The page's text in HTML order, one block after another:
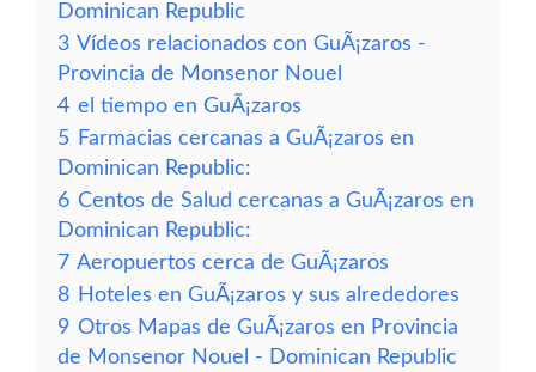
Dominican Republic
3 Vídeos relacionados con GuÃ¡zaros -
Provincia de Monsenor Nouel
4 el tiempo en GuÃ¡zaros
5 Farmacias cercanas a GuÃ¡zaros en
Dominican Republic:
6 Centos de Salud cercanas a GuÃ¡zaros en
Dominican Republic:
7 Aeropuertos cerca de GuÃ¡zaros
8 Hoteles en GuÃ¡zaros y sus alrededores
9 Otros Mapas de GuÃ¡zaros en Provincia
de Monsenor Nouel - Dominican Republic